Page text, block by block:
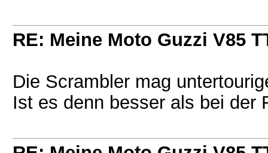
RE: Meine Moto Guzzi V85
Die Scrambler mag
Ist es denn besser als bei der